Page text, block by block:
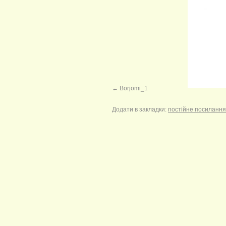
Borjomi_1
Додати в закладки: постійне посилання